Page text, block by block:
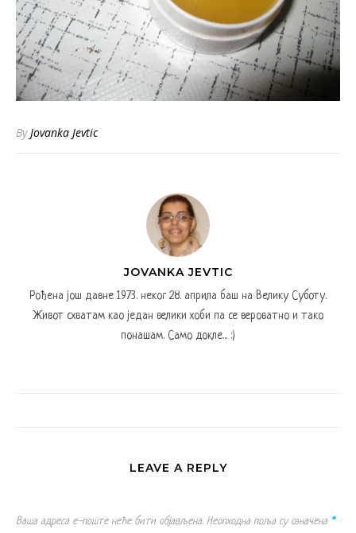
ByJovanka Jevtic
JOVANKA JEVTIC
Рођена још давне 1973. неког 28. априла баш на Велику Суботу.
Живот схватам као један велики хоби па се вероватно и тако
понашам. Само докле... :)
LEAVE A REPLY
Ваша адреса е-поште неће бити објављена. Неопходна поља су означена *